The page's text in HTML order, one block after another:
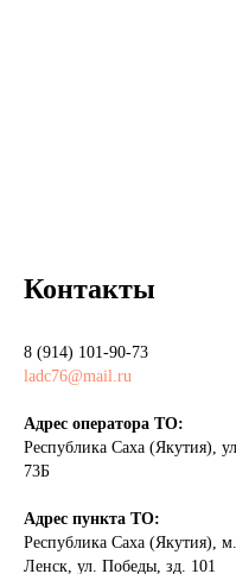
Контакты
8 (914) 101-90-73
ladc76@mail.ru
Адрес оператора ТО:
Республика Саха (Якутия),
73Б
Адрес пункта ТО:
Республика Саха (Якутия),
Ленск, ул. Победы, зд. 101